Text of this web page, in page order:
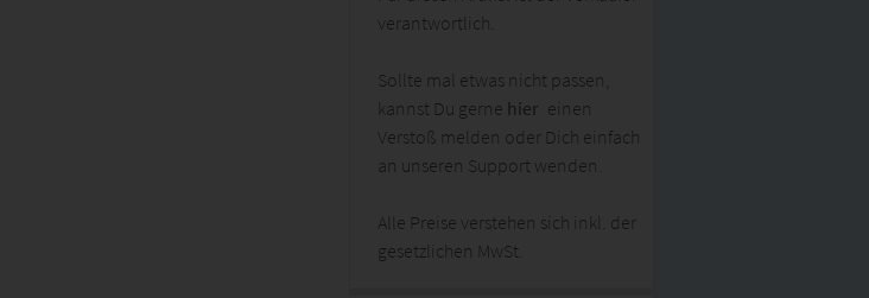
verantwortlich.
Sollte mal etwas nicht passen,
kannst Du gerne hier einen
Verstoß melden oder Dich einfach
an unseren Support wenden.
Alle Preise verstehen sich inkl. der
gesetzlichen MwSt.